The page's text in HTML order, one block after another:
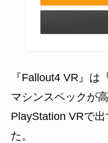
『Fallout4 VR』は
マシンスペックが
PlayStation VRで
た。